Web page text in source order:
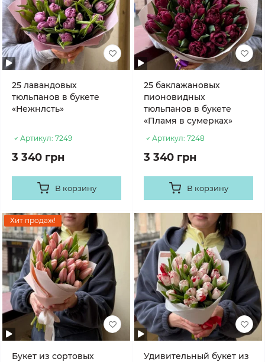
25 лавандовых
тюльпанов в букете
«Нежнлсть»
Артикул: 7249
3 340 грн
В корзину
25 баклажановых
пионовидных
тюльпанов в букете
«Пламя в сумерках»
Артикул: 7248
3 340 грн
В корзину
Хит продаж!
Букет из сортовых
Удивительный букет из